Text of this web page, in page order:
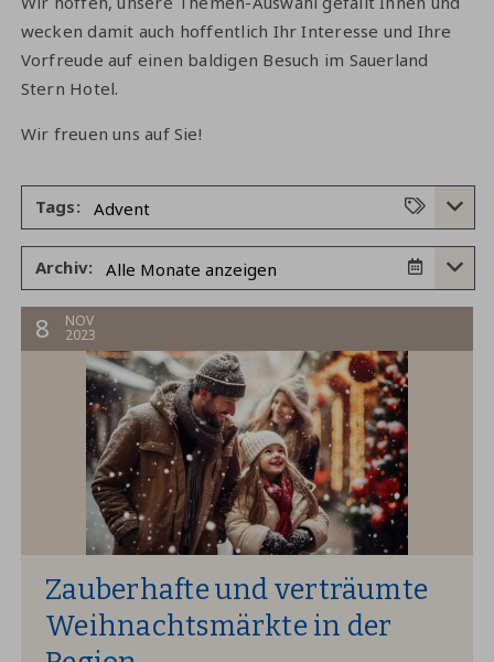
wecken damit auch hoffentlich Ihr Interesse und Ihre
Vorfreude auf einen baldigen Besuch im Sauerland
Stern Hotel.
Wir freuen uns auf Sie!
Tags:
Archiv:
8 NOV
2023
Zauberhafte und verträumte
Weihnachtsmärkte in der